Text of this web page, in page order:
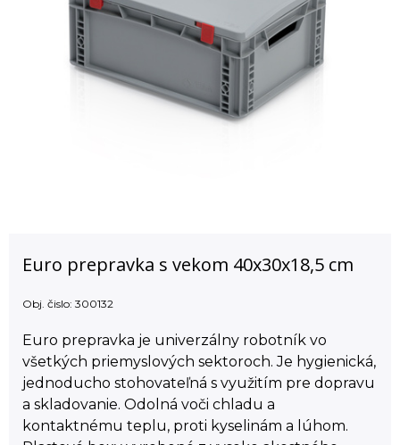
Euro prepravka s vekom 40x30x18,5 cm
Obj. čislo: 300132
Euro prepravka je univerzálny robotník vo
všetkých priemyslových sektoroch. Je hygienická,
jednoducho stohovateľná s využitím pre dopravu
a skladovanie. Odolná voči chladu a
kontaktnému teplu, proti kyselinám a lúhom.